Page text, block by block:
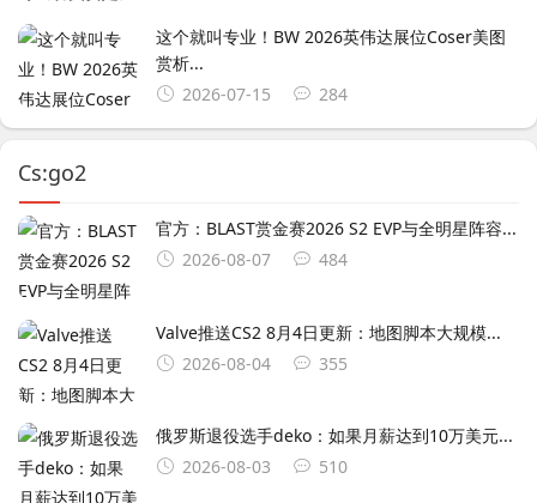
这个就叫专业！BW 2026英伟达展位Coser美图
赏析...
2026-07-15
284
Cs:go2
官方：BLAST赏金赛2026 S2 EVP与全明星阵容...
2026-08-07
484
Valve推送CS2 8月4日更新：地图脚本大规模...
2026-08-04
355
俄罗斯退役选手deko：如果月薪达到10万美元...
2026-08-03
510